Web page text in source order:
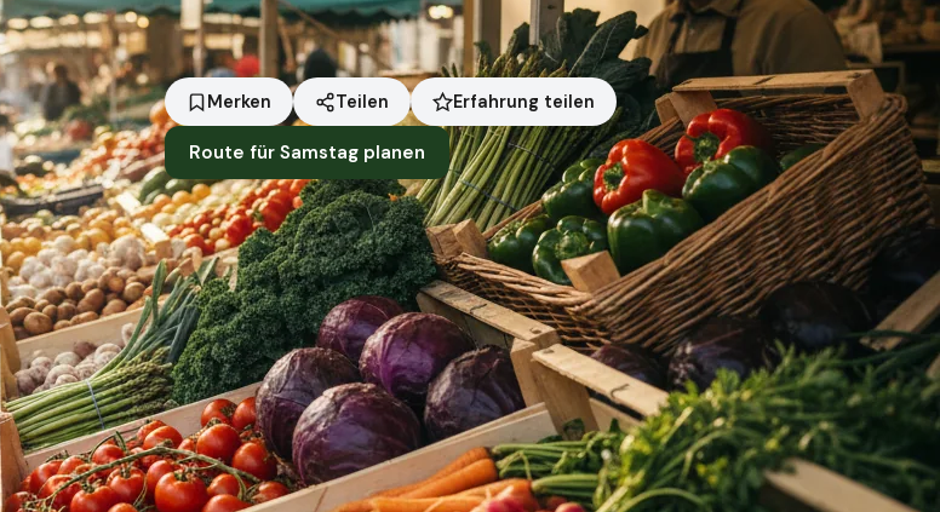
Merken Teilen Erfahrung teilen
Route für Samstag planen
Symbolbild · KI-generiert
Status heute
Heute geschlossen